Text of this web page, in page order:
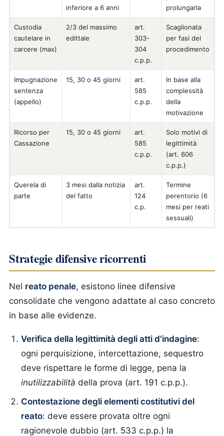
inferiore a 6 anni
prolungarla
Custodia
cautelare in
carcere (max)
2/3 del massimo
edittale
art.
303-
304
c.p.p.
Scaglionata
per fasi del
procedimento
Impugnazione
sentenza
(appello)
15, 30 o 45 giorni
art.
585
c.p.p.
In base alla
complessità
della
motivazione
Ricorso per
Cassazione
15, 30 o 45 giorni
art.
585
c.p.p.
Solo motivi di
legittimità
(art. 606
c.p.p.)
Querela di
parte
3 mesi dalla notizia
del fatto
art.
124
c.p.
Termine
perentorio (6
mesi per reati
sessuali)
Strategie difensive ricorrenti
Nel reato penale, esistono linee difensive
consolidate che vengono adattate al caso concreto
in base alle evidenze.
Verifica della legittimità degli atti d'indagine:
ogni perquisizione, intercettazione, sequestro
deve rispettare le forme di legge, pena la
inutilizzabilità della prova (art. 191 c.p.p.).
Contestazione degli elementi costitutivi del
reato: deve essere provata oltre ogni
ragionevole dubbio (art. 533 c.p.p.) la